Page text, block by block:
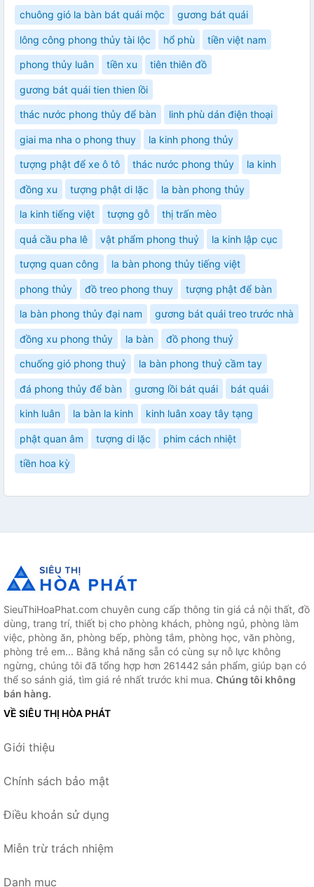
chuông gió la bàn bát quái mộc gương bát quái
lông công phong thủy tài lộc hổ phù tiền việt nam
phong thủy luân tiền xu tiên thiên đồ
gương bát quái tien thien lồi
thác nước phong thủy để bàn linh phù dán điện thoại
giai ma nha o phong thuy la kinh phong thủy
tượng phật để xe ô tô thác nước phong thủy la kinh
đồng xu tượng phật di lặc la bàn phong thủy
la kinh tiếng việt tượng gỗ thị trấn mèo
quả cầu pha lê vật phẩm phong thuỷ la kinh lập cục
tượng quan công la bàn phong thủy tiếng việt
phong thủy đồ treo phong thuy tượng phật để bàn
la bàn phong thủy đại nam gương bát quái treo trước nhà
đồng xu phong thủy la bàn đồ phong thuỷ
chuống gió phong thuỷ la bàn phong thuỷ cầm tay
đá phong thủy để bàn gương lồi bát quái bát quái
kinh luân la bàn la kinh kinh luân xoay tây tạng
phật quan âm tượng di lặc phim cách nhiệt
tiền hoa kỳ
SieuThiHoaPhat.com chuyên cung cấp thông tin giá cả nội thất, đồ
dùng, trang trí, thiết bị cho phòng khách, phòng ngủ, phòng làm
việc, phòng ăn, phòng bếp, phòng tắm, phòng học, văn phòng,
phòng trẻ em... Bằng khả năng sẵn có cùng sự nỗ lực không
ngừng, chúng tôi đã tổng hợp hơn 261442 sản phẩm, giúp bạn có
thể so sánh giá, tìm giá rẻ nhất trước khi mua. Chúng tôi không
bán hàng.
VỀ SIÊU THỊ HÒA PHÁT
Giới thiệu
Chính sách bảo mật
Điều khoản sử dụng
Miễn trừ trách nhiệm
Danh mục